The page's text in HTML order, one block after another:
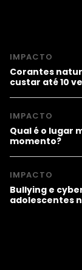
IMPACTO
Corantes
custar até 10
IMPACTO
Qual é o lugar
momento?
IMPACTO
Bullying e
adolescentes